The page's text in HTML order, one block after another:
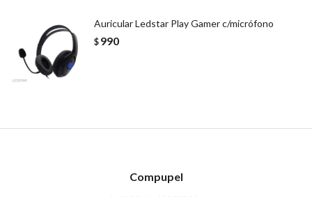
Auricular Ledstar Play Gamer c/micrófono
$990
Compupel